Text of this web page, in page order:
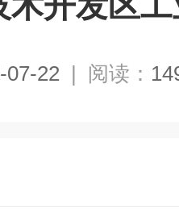
07-22 | 阅读：